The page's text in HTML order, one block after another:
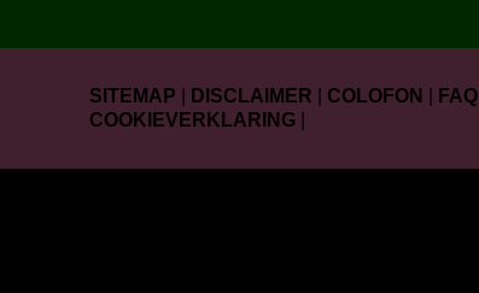
SITEMAP DISCLAIMER COLOFON FAQ
COOKIEVERKLARING